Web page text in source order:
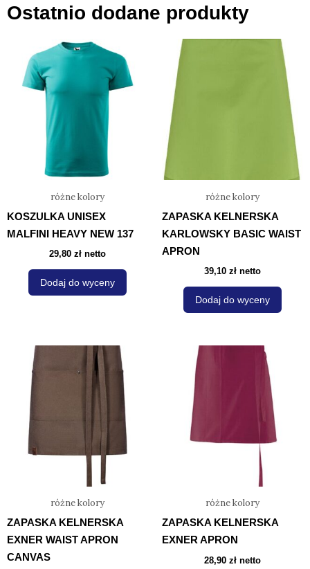
Ostatnio dodane produkty
różne kolory
KOSZULKA UNISEX
MALFINI HEAVY NEW 137
29,80 zł netto
Dodaj do wyceny
produkt
ma
wariantów.
produktu
różne kolory
ZAPASKA KELNERSKA
KARLOWSKY BASIC WAIST
APRON
39,10 zł netto
Dodaj do wyceny
Ten
ma
wiele
Opcje
różne kolory
ZAPASKA KELNERSKA
EXNER WAIST APRON
CANVAS
Opcje
można
produktu
różne kolory
ZAPASKA KELNERSKA
EXNER APRON
28,90 zł netto